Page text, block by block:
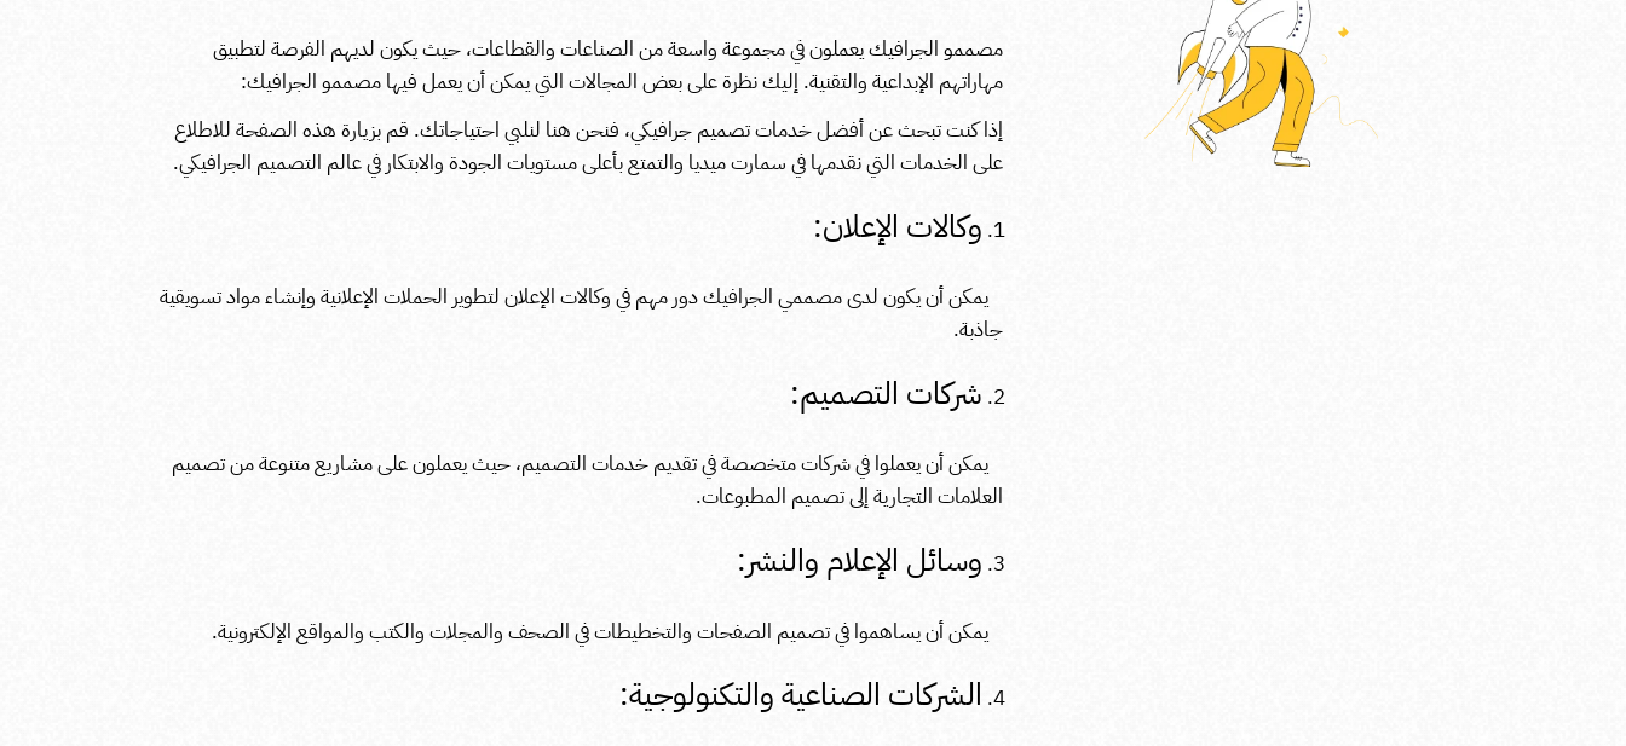
مصممو الجرافيك يعملون في مجموعة واسعة من الصناعات والقطاعات، حيث يكون لديهم الفرصة لتطبيق
مهاراتهم الإبداعية والتقنية. إليك نظرة على بعض المجالات التي يمكن أن يعمل فيها مصممو الجرافيك:
إذا كنت تبحث عن أفضل خدمات تصميم جرافيكي، فنحن هنا لنلبي احتياجاتك. قم بزيارة هذه الصفحةللاطلاع
على الخدمات التي نقدمها في سمارت ميديا والتمتع بأعلى مستويات الجودة والابتكار في عالم التصميم الجرافيكي.
وكالات الإعلان:
يمكن أن يكون لدى مصممي الجرافيك دور مهم في وكالات الإعلان لتطوير الحملات الإعلانية وإنشاء مواد تسويقية
جاذبة.
شركات التصميم:
يمكن أن يعملوا في شركات متخصصة في تقديم خدمات التصميم، حيث يعملون على مشاريع متنوعة من تصميم
العلامات التجارية إلى تصميم المطبوعات.
وسائل الإعلام والنشر:
يمكن أن يساهموا في تصميم الصفحات والتخطيطات في الصحف والمجلات والكتب والمواقع الإلكترونية.
الشركات الصناعية والتكنولوجية: